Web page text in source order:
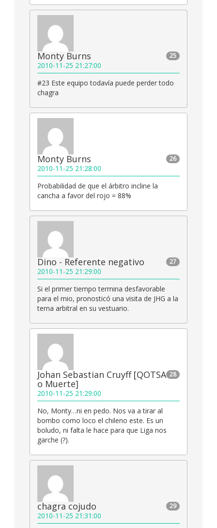
25
Monty Burns
2010-11-25 21:27:00
#23 Este equipo todavía puede perder todo
chagra
26
Monty Burns
2010-11-25 21:28:00
Probabilidad de que el árbitro incline la
cancha a favor del rojo = 88%
27
Dino - Referente negativo
2010-11-25 21:29:00
Si el primer tiempo termina desfavorable
para el mio, pronosticó una visita de JHG a la
terna arbitral en su vestuario.
28
Johan Sebastian Cruyff [QOTSA
o Muerte]
2010-11-25 21:29:00
No, Monty…ni en pedo. Nos va a tirar al
bombo como loco el chileno este. Es un
boludo, ni falta le hace para que Liga nos
garche (?).
29
chagra cojudo
2010-11-25 21:31:00